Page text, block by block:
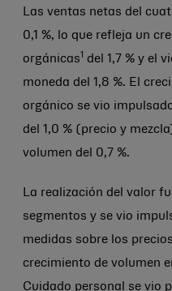
Las ventas netas del
0,1 %, lo que refleja un
orgánicas1 del 1,7 % y el
moneda del 1,8 %. El
orgánico se vio
del 1,0 % (precio y
volumen del 0,7 %.
La realización del valor
segmentos y se vio
medidas sobre los
crecimiento de volumen
Cuidado personal se vio